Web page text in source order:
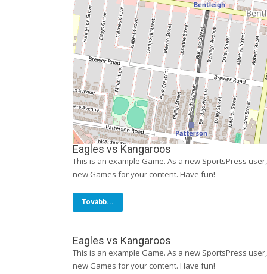
Eagles vs Kangaroos
This is an example Game. As a new SportsPress
new Games for your content. Have fun!
Tovább...
Eagles vs Kangaroos
This is an example Game. As a new SportsPress
new Games for your content. Have fun!